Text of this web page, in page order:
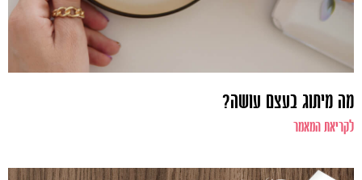
מה מיתוג בעצם עושה?
לקריאת המאמר